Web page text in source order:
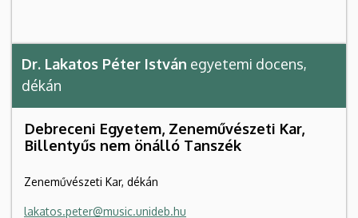
Dr. Lakatos Péter István egyetemi docens,
dékán
Debreceni Egyetem, Zeneművészeti Kar,
Billentyűs nem önálló Tanszék
Zeneművészeti Kar, dékán
lakatos.peter@music.unideb.hu